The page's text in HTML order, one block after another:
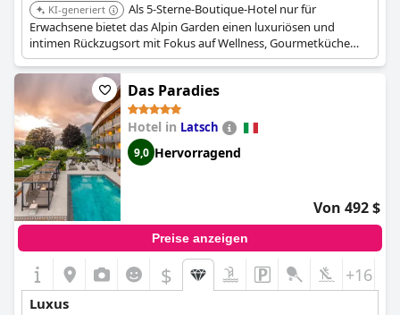
KI-generiert
Als 5-Sterne-Boutique-Hotel nur für
Erwachsene bietet das Alpin Garden einen luxuriösen und
intimen Rückzugsort mit Fokus auf Wellness, Gourmetküche
und romantische Ausflüge. Es verfügt über einen mehrstufigen
Spa-Bereich mit Pools, Saunen und türkischen Bädern,
eingebettet in eine üppige Umgebung mit Panoramablick auf
die Berge. Das Hotel bietet einen kostenlosen Shuttleservice
nach St. Ulrich und zu den Skipisten.
Das Paradies
Hotel in Latsch
9,0 Hervorragend
Von 492 $
Preise anzeigen
$ +16
Luxus